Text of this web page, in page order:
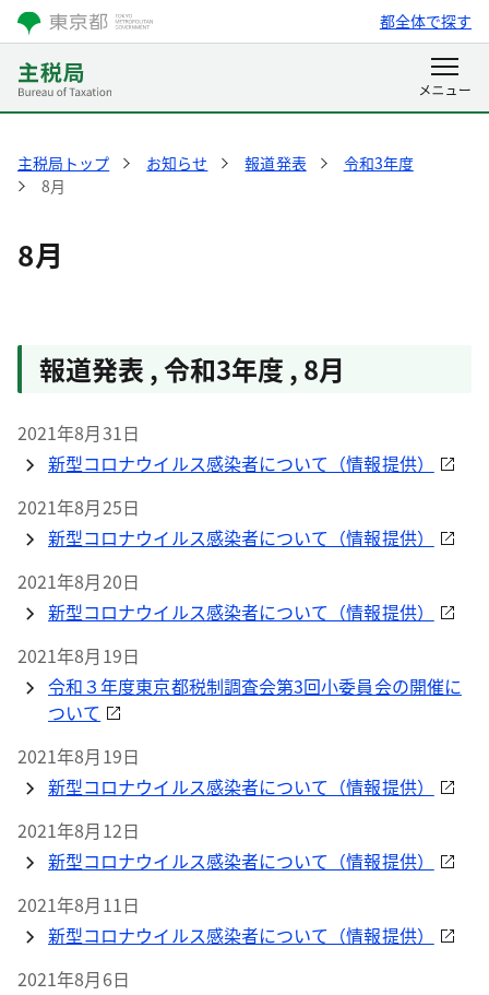
都全体で探す
主税局トップ お知らせ 報道発表
令和3年度
8月
8月
報道発表 , 令和3年度 , 8月
2021年8月31日
新型コロナウイルス感染者について（情報提供）
2021年8月25日
新型コロナウイルス感染者について（情報提供）
2021年8月20日
新型コロナウイルス感染者について（情報提供）
2021年8月19日
令和３年度東京都税制調査会第3回小委員会の開催に
ついて
2021年8月19日
新型コロナウイルス感染者について（情報提供）
2021年8月12日
新型コロナウイルス感染者について（情報提供）
2021年8月11日
新型コロナウイルス感染者について（情報提供）
2021年8月6日